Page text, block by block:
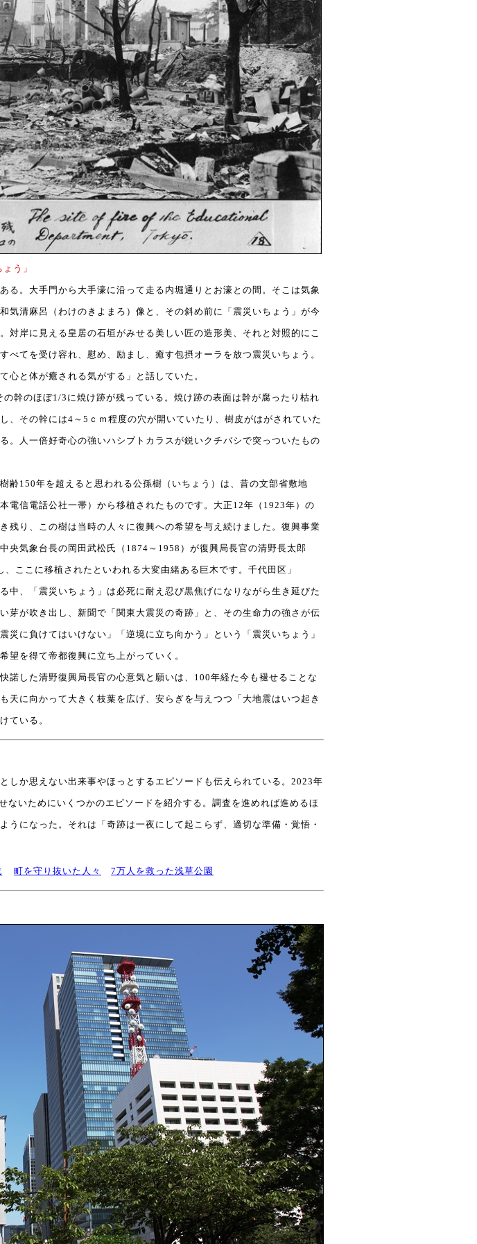
う」
。大手門から大手濠に沿って走る内堀通りとお濠との間。そこは気象
気清麻呂（わけのきよまろ）像と、その斜め前に「震災いちょう」が今
対岸に見える皇居の石垣がみせる美しい匠の造形美、それと対照的にこ
てを受け容れ、慰め、励まし、癒す包摂オーラを放つ震災いちょう。
心と体が癒される気がする」と話していた。
幹のほぼ1/3に焼け跡が残っている。焼け跡の表面は幹が腐ったり枯れ
、その幹には4～5ｃｍ程度の穴が開いていたり、樹皮がはがされていた
。人一倍好奇心の強いハシブトカラスが鋭いクチバシで突っついたもの
150年を超えると思われる公孫樹（いちょう）は、昔の文部省敷地
電信電話公社一帯）から移植されたものです。大正12年（1923年）の
残り、この樹は当時の人々に復興への希望を与え続けました。復興事業
央気象台長の岡田武松氏（1874～1958）が復興局長官の清野長太郎
ここに移植されたといわれる大変由緒ある巨木です。千代田区」
中、「震災いちょう」は必死に耐え忍び黒焦げになりながら生き延びた
芽が吹き出し、新聞で「関東大震災の奇跡」と、その生命力の強さが伝
に負けてはいけない」「逆境に立ち向かう」という「震災いちょう」
望を得て帝都復興に立ち上がっていく。
した清野復興局長官の心意気と願いは、100年経た今も褪せることな
天に向かって大きく枝葉を広げ、安らぎを与えつつ「大地震はいつ起き
ている。
か思えない出来事やほっとするエピソードも伝えられている。2023年
いためにいくつかのエピソードを紹介する。調査を進めれば進めるほ
うになった。それは「 奇跡は一夜にして起こらず、適切な準備・覚悟・
町を守り抜いた人々 7万人を救った浅草公園